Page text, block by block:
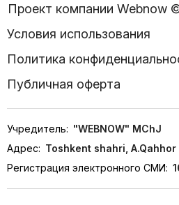
Проект компании Webnow
Условия использования
Политика
Публичная оферта
Учредитель: "WEBNOW" MChJ
Адрес: Toshkent shahri,
Регистрация электронного СМИ: